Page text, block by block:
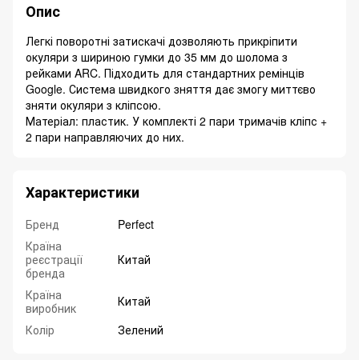
Опис
Легкі поворотні затискачі дозволяють прикріпити
окуляри з шириною гумки до 35 мм до шолома з
рейками ARC. Підходить для стандартних ремінців
Google. Система швидкого зняття дає змогу миттєво
зняти окуляри з кліпсою.
Матеріал: пластик. У комплекті 2 пари тримачів кліпс +
2 пари направляючих до них.
Характеристики
Бренд
Perfect
Країна
реєстрації
бренда
Китай
Країна
виробник
Китай
Колір
Зелений